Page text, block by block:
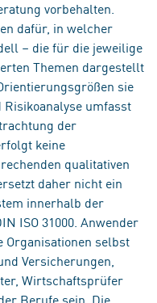
vorbehalten.
dafür, in welcher
– die für die jeweilige
Themen dargestellt
sie
umfasst
der
keine
qualitativen
daher nicht ein
innerhalb der
ISO 31000. Anwender
selbst
Versicherungen,
Wirtschaftsprüfer
Berufe sein. Die